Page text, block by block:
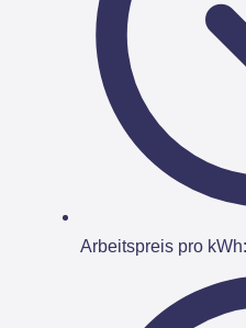
Arbeitspreis pro kWh: